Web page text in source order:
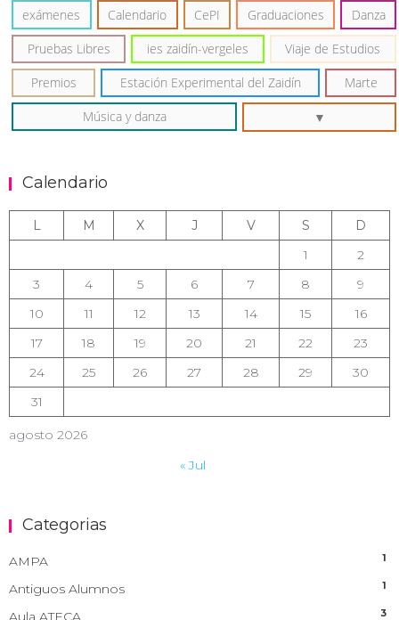
exámenes Calendario CePI Graduaciones Danza
Pruebas Libres ies zaidín-vergeles Viaje de Estudios
Premios Estación Experimental del Zaidín Marte
Música y danza
Calendario
agosto 2026
L M X J V S
D
1
2
3
4 5 6 7 8
9
10
11 12 13 14 15
16
17
18 19 20 21 22
23
24
25 26 27 28 29
30
31
« Jul
Categorias
AMPA 1
Antiguos Alumnos 1
Aula ATECA 3